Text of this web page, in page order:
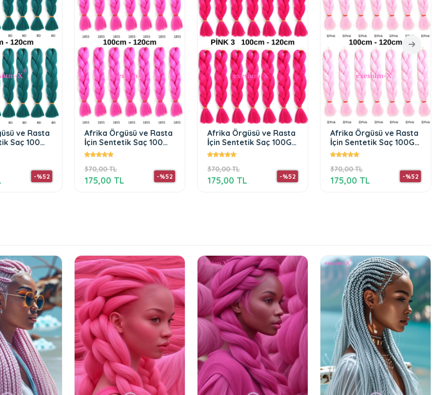
ve Rasta
Saç 100
-%52
Afrika Örgüsü ve Rasta
İçin Sentetik Saç 100Gr
Pink
370,00 TL
-%52
175,00 TL
Afrika Örgüsü ve Rasta
İçin Sentetik Saç 100Gr
Pink2
370,00 TL
-%52
175,00 TL
Afrika Örgüsü ve Rasta
İçin Sentetik Saç 100
GR #30 Bakır
370,00 TL
-%52
175,00 TL